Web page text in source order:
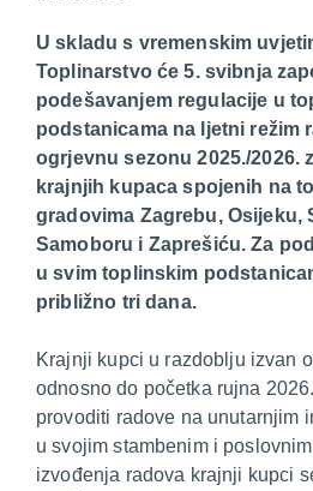
U skladu s vremenskim
Toplinarstvo će 5. svibnja
podešavanjem regulacije u
podstanicama na ljetni režim
ogrjevnu sezonu 2025./2026.
krajnjih kupaca spojenih na
gradovima Zagrebu, Osijeku,
Samoboru i Zaprešiću. Za
u svim toplinskim
približno tri dana.
Krajnji kupci u razdoblju izvan
odnosno do početka rujna
provoditi radove na unutarnjim
u svojim stambenim i
izvođenja radova krajnji kupci